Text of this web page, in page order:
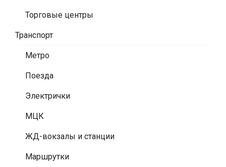
Торговые центры
Транспорт
Метро
Поезда
Электрички
МЦК
ЖД-вокзалы и станции
Маршрутки